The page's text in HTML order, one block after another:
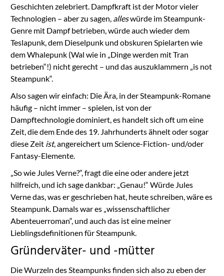
Geschichten zelebriert. Dampfkraft ist der Motor vieler
Technologien – aber zu sagen, alleswürde im Steampunk-
Genre mit Dampf betrieben, würde auch wieder dem
Teslapunk, dem Dieselpunk und obskuren Spielarten wie
dem Whalepunk (Wal wie in „Dinge werden mit Tran
betrieben“!) nicht gerecht – und das auszuklammern „is not
Steampunk“.
Also sagen wir einfach: Die Ära, in der Steampunk-Romane
häufig – nicht immer – spielen, ist von der
Dampftechnologie dominiert, es handelt sich oft um eine
Zeit, die dem Ende des 19. Jahrhunderts ähnelt oder sogar
diese Zeit ist, angereichert um Science-Fiction- und/oder
Fantasy-Elemente.
„So wie Jules Verne?“, fragt die eine oder andere jetzt
hilfreich, und ich sage dankbar: „Genau!“ Würde Jules
Verne das, was er geschrieben hat, heute schreiben, wäre es
Steampunk. Damals war es „wissenschaftlicher
Abenteuerroman“, und auch das ist eine meiner
Lieblingsdefinitionen für Steampunk.
Gründerväter- und -mütter
Die Wurzeln des Steampunks finden sich also zu eben der